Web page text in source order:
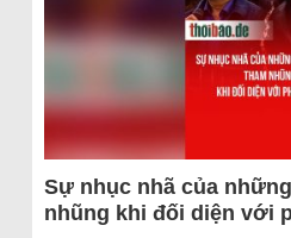
Sự nhục nhã của
nhũng khi đối diện với